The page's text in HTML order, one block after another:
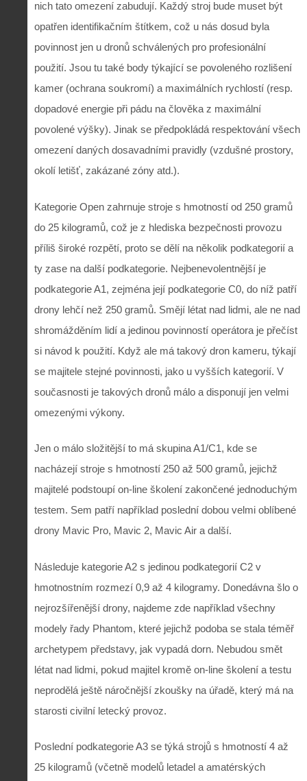
nich tato omezení zabudují. Každý stroj bude muset být
opatřen identifikačním štítkem, což u nás dosud byla
povinnost jen u dronů schválených pro profesionální
použití. Jsou tu také body týkající se povoleného rozlišení
kamer (ochrana soukromí) a maximálních rychlostí (resp.
dopadové energie při pádu na člověka z maximální
povolené výšky). Jinak se předpokládá respektování všech
omezení daných dosavadními pravidly (vzdušné prostory,
okolí letišť, zakázané zóny atd.).
Kategorie Open zahrnuje stroje s hmotností od 250 gramů
do 25 kilogramů, což je z hlediska bezpečnosti provozu
příliš široké rozpětí, proto se dělí na několik podkategorií a
ty zase na další podkategorie. Nejbenevolentnější je
podkategorie A1, zejména její podkategorie C0, do níž patří
drony lehčí než 250 gramů. Smějí létat nad lidmi, ale ne nad
shromážděním lidí a jedinou povinností operátora je přečíst
si návod k použití. Když ale má takový dron kameru, týkají
se majitele stejné povinnosti, jako u vyšších kategorií. V
současnosti je takových dronů málo a disponují jen velmi
omezenými výkony.
Jen o málo složitější to má skupina A1/C1, kde se
nacházejí stroje s hmotností 250 až 500 gramů, jejichž
majitelé podstoupí on-line školení zakončené jednoduchým
testem. Sem patří například poslední dobou velmi oblíbené
drony Mavic Pro, Mavic 2, Mavic Air a další.
Následuje kategorie A2 s jedinou podkategorií C2 v
hmotnostním rozmezí 0,9 až 4 kilogramy. Donedávna šlo o
nejrozšířenější drony, najdeme zde například všechny
modely řady Phantom, které jejichž podoba se stala téměř
archetypem představy, jak vypadá dorn. Nebudou smět
létat nad lidmi, pokud majitel kromě on-line školení a testu
neprodělá ještě náročnější zkoušky na úřadě, který má na
starosti civilní letecký provoz.
Poslední podkategorie A3 se týká strojů s hmotností 4 až
25 kilogramů (včetně modelů letadel a amatérských